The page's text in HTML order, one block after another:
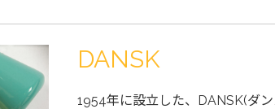
DANSK
1954年に設立した、DANSK(ダ